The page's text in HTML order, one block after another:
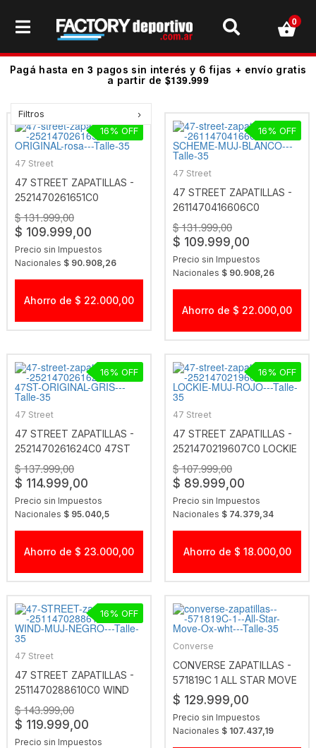
Pagá hasta en 3 pagos sin interés y 6 fijas + envío gratis
a partir de $139.999
0
Filtros
47 Street
47 STREET ZAPATILLAS -
2521470261651C0
ORIGINAL ROSA
$ 131.999,00
$ 109.999,00
Precio sin Impuestos
Nacionales $ 90.908,26
16
Ahorro de $ 22.000,00
47 Street
47 STREET ZAPATILLAS -
2611470416606C0
SCHEME MUJ BLANCO
$ 131.999,00
$ 109.999,00
Precio sin Impuestos
Nacionales $ 90.908,26
16
Ahorro de $ 22.000,00
47 Street
47 STREET ZAPATILLAS -
2521470261624C0 47ST
ORIGINAL GRIS
$ 137.999,00
$ 114.999,00
Precio sin Impuestos
Nacionales $ 95.040,5
16
Ahorro de $ 23.000,00
47 Street
47 STREET ZAPATILLAS -
2521470219607C0 LOCKIE
MUJ ROJO
$ 107.999,00
$ 89.999,00
Precio sin Impuestos
Nacionales $ 74.379,34
16
Ahorro de $ 18.000,00
47 Street
47 STREET ZAPATILLAS -
2511470288610C0 WIND
MUJ NEGRO
$ 143.999,00
$ 119.999,00
Precio sin Impuestos
16
Converse
CONVERSE ZAPATILLAS -
571819C 1 ALL STAR MOVE
OX WHT
$ 129.999,00
Precio sin Impuestos
Nacionales $ 107.437,19